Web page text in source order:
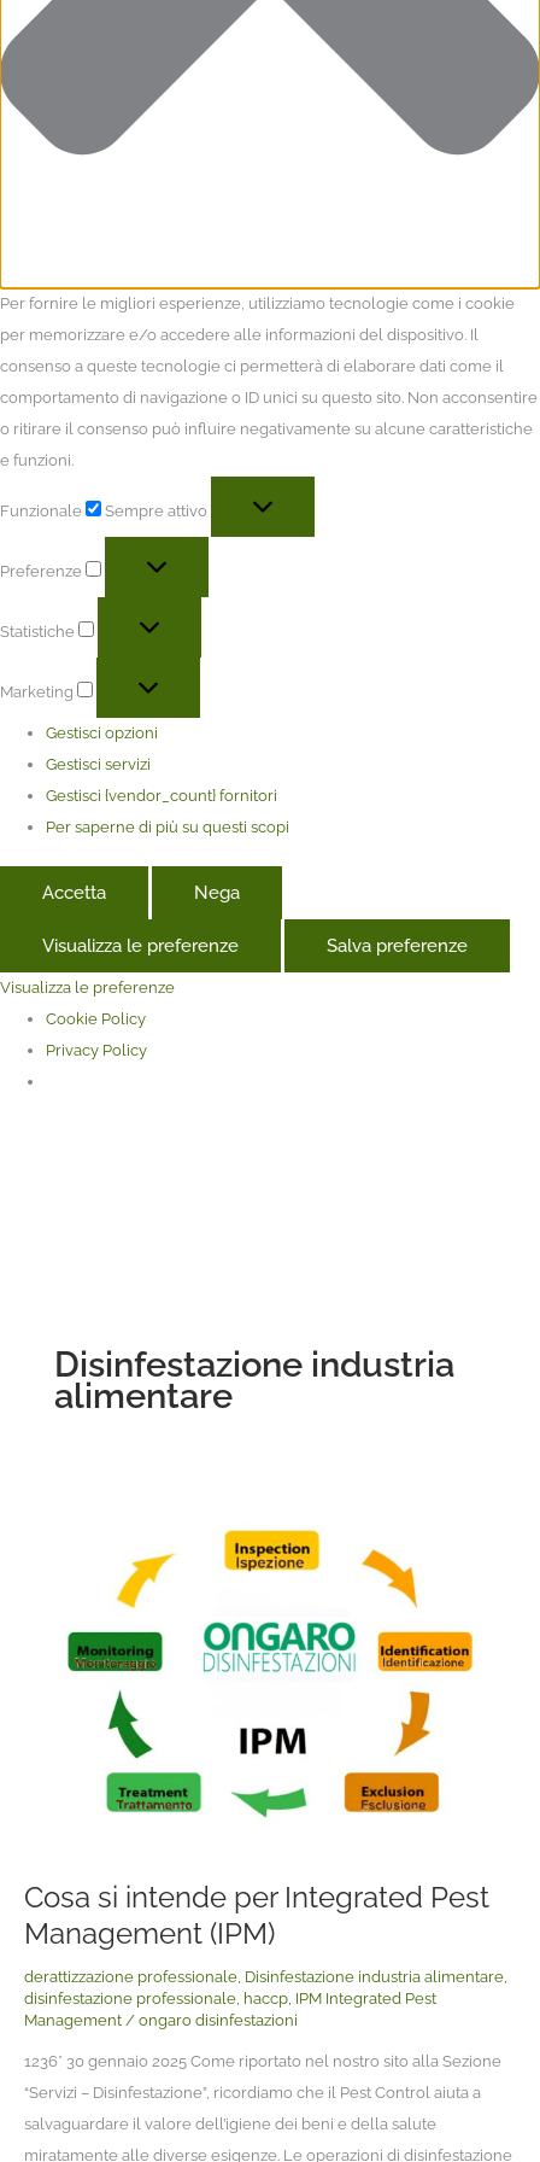
Per fornire le migliori esperienze, utilizziamo tecnologie come i cookie
per memorizzare e/o accedere alle informazioni del dispositivo. Il
consenso a queste tecnologie ci permetterà di elaborare dati come il
comportamento di navigazione o ID unici su questo sito. Non acconsentire
o ritirare il consenso può influire negativamente su alcune caratteristiche
e funzioni.
Funzionale Sempre attivo
Preferenze
Statistiche
Marketing
Gestisci opzioni
Gestisci servizi
Gestisci {vendor_count} fornitori
Per saperne di più su questi scopi
Accetta Nega
Visualizza le preferenze Salva preferenze
Visualizza le preferenze
Cookie Policy
Privacy Policy
Disinfestazione industria
alimentare
Cosa si intende per Integrated Pest
Management (IPM)
derattizzazione professionale, Disinfestazione industria alimentare,
disinfestazione professionale, haccp, IPM Integrated Pest
Management/ ongaro disinfestazioni
1236* 30 gennaio 2025 Come riportato nel nostro sito alla Sezione
“Servizi – Disinfestazione”, ricordiamo che il Pest Control aiuta a
salvaguardare il valore dell’igiene dei beni e della salute
miratamente alle diverse esigenze. Le operazioni di disinfestazione
Management